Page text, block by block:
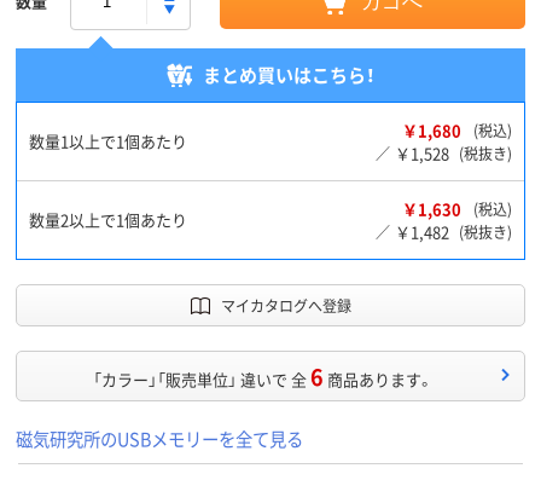
まとめ買いはこちら！
数量1以上で1個あたり ￥1,680
(税込)
／ ￥1,528 (税抜き)
数量2以上で1個あたり ￥1,630
(税込)
／ ￥1,482 (税抜き)
マイカタログへ登録
「カラー」「販売単位」 違いで 全6 商品あります。
磁気研究所のUSBメモリーを全て見る